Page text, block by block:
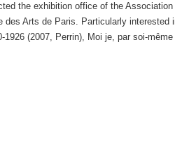
the exhibition office of the Association
des Arts de Paris. Particularly interested
(2007, Perrin), Moi je, par soi-même